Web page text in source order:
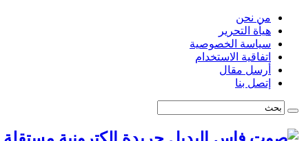
من نحن
هيأة التحرير
سياسة الخصوصية
اتفاقية الاستخدام
أرسل مقال
إتصل بنا